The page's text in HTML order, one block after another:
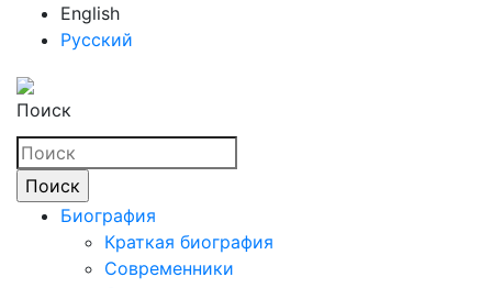
English
Русский
Поиск
Биография
Краткая биография
Современники